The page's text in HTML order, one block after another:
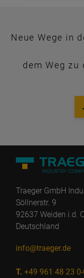
Neue Wege in
dem Weg zu
Traeger GmbH
Söllnerstr. 9
92637 Weiden i.d.
Deutschland
info@traeger.de
T. +49 961 48 23